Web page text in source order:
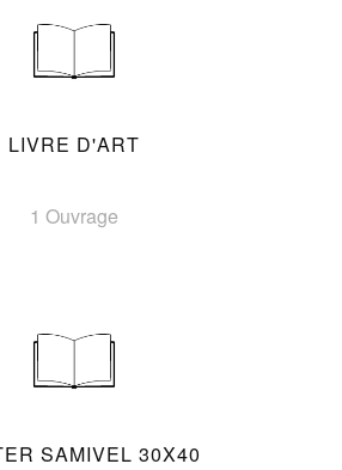
LIVRE D'ART
1 Ouvrage
SAMIVEL 30X40